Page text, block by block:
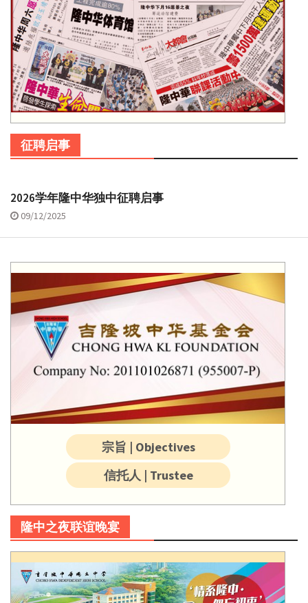
征聘启事
2026学年隆中华独中征聘启事
09/12/2025
宗旨 | Objectives
信托人 | Trustee
隆中之夜联谊晚宴